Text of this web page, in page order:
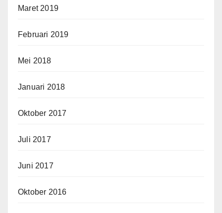
Maret 2019
Februari 2019
Mei 2018
Januari 2018
Oktober 2017
Juli 2017
Juni 2017
Oktober 2016